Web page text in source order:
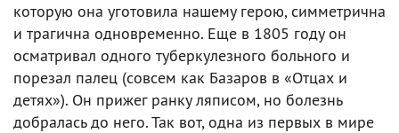
которую она уготовила нашему герою, симметрична
и трагична одновременно. Еще в 1805 году он
осматривал одного туберкулезного больного и
порезал палец (совсем как Базаров в «Отцах и
детях»). Он прижег ранку ляписом, но болезнь
добралась до него. Так вот, одна из первых в мире